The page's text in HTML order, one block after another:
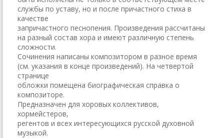
службы по уставу, но и после причастного стиха в
качестве
запричастного песнопения. Произведения рассчитаны
на разный состав хора и имеют различную степень
сложности.
Сочинения написаны композитором в разное время
(см. указания в конце произведений). На четвертой
странице
обложки помещена биографическая справка о
композиторе.
Предназначен для хоровых коллективов,
хормейстеров,
регентов и всех интересующихся русской духовной
музыкой.